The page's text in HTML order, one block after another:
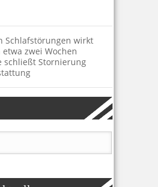
Schlafstörungen wirkt
zwei Wochen
schließt Stornierung